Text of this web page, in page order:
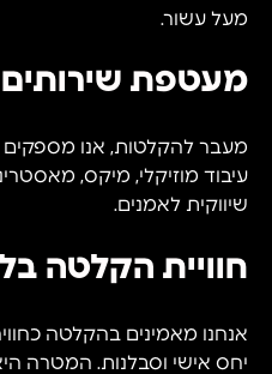
מעל עשור.
מעטפת
מעבר להקלטות, אנו מספקים
עיבוד מוזיקלי, מיקס,
שיווקית לאמנים.
חוויית הקלטה
אנחנו מאמינים בהקלטה
יחס אישי וסבלנות. המטרה